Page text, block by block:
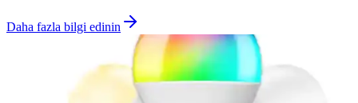
Daha fazla bilgi edinin